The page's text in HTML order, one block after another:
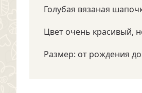
Голубая вязаная
Цвет очень красивый,
Размер: от рождения